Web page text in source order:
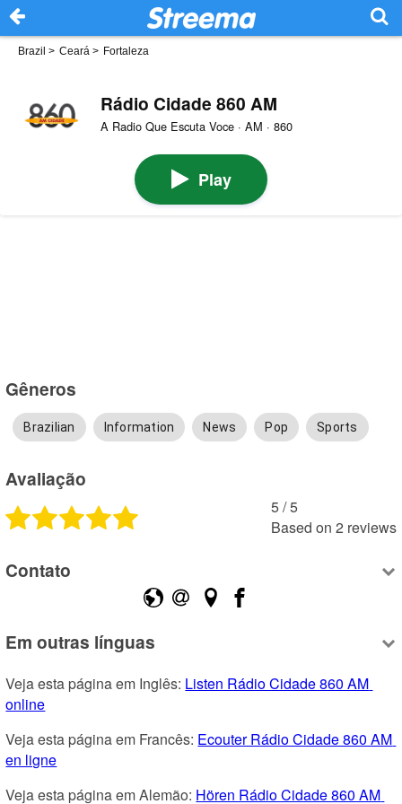
Brazil > Ceará > Fortaleza
Rádio Cidade 860 AM
A Radio Que Escuta Voce · AM · 860
Play
Gêneros
Brazilian Information News Pop Sports
Avaliação
5 /5
Based on 2 reviews
Contato
Em outras línguas
Veja esta página em Inglês: Listen Rádio Cidade 860 AM
online
Veja esta página em Francês: Ecouter Rádio Cidade 860 AM
en ligne
Veja esta página em Alemão: Hören Rádio Cidade 860 AM